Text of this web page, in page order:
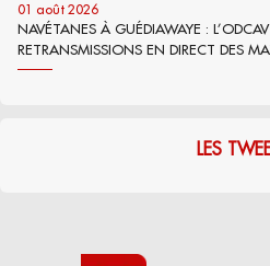
01 août 2026
NAVÉTANES À GUÉDIAWAYE :
RETRANSMISSIONS EN DIRECT DES
LES